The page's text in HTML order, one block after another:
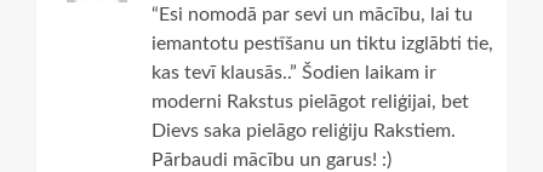
“Esi nomodā par sevi un mācību, lai tu
iemantotu pestīšanu un tiktu izglābti tie,
kas tevī klausās..” Šodien laikam ir
moderni Rakstus pielāgot reliģijai, bet
Dievs saka pielāgo reliģiju Rakstiem.
Pārbaudi mācību un garus! :)